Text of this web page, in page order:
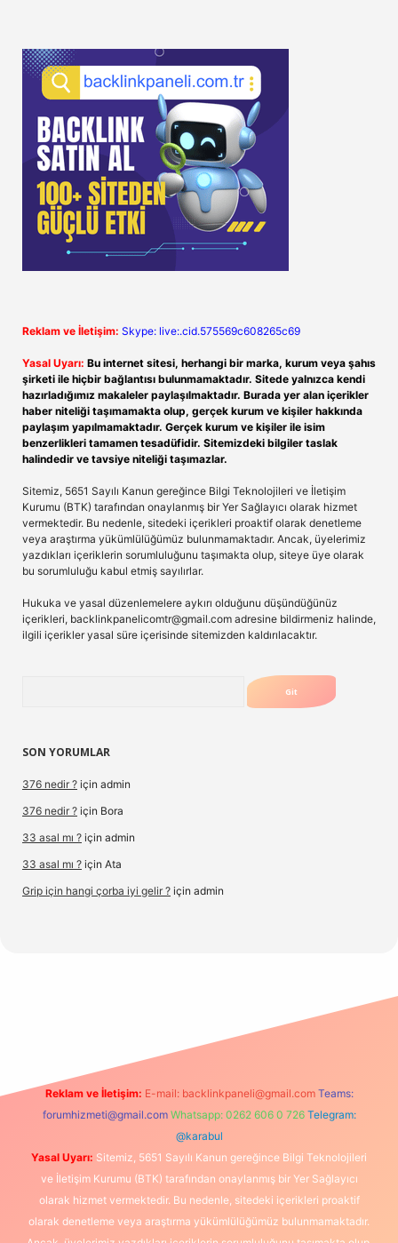
Reklam ve İletişim: Skype: live:.cid.575569c608265c69
Yasal Uyarı: Bu internet sitesi, herhangi bir marka, kurum veya şahıs
şirketi ile hiçbir bağlantısı bulunmamaktadır. Sitede yalnızca kendi
hazırladığımız makaleler paylaşılmaktadır. Burada yer alan içerikler
haber niteliği taşımamakta olup, gerçek kurum ve kişiler hakkında
paylaşım yapılmamaktadır. Gerçek kurum ve kişiler ile isim
benzerlikleri tamamen tesadüfidir. Sitemizdeki bilgiler taslak
halindedir ve tavsiye niteliği taşımazlar.
Sitemiz, 5651 Sayılı Kanun gereğince Bilgi Teknolojileri ve İletişim
Kurumu (BTK) tarafından onaylanmış bir Yer Sağlayıcı olarak hizmet
vermektedir. Bu nedenle, sitedeki içerikleri proaktif olarak denetleme
veya araştırma yükümlülüğümüz bulunmamaktadır. Ancak, üyelerimiz
yazdıkları içeriklerin sorumluluğunu taşımakta olup, siteye üye olarak
bu sorumluluğu kabul etmiş sayılırlar.
Hukuka ve yasal düzenlemelere aykırı olduğunu düşündüğünüz
içerikleri, backlinkpanelicomtr@gmail.com adresine bildirmeniz halinde,
ilgili içerikler yasal süre içerisinde sitemizden kaldırılacaktır.
SON YORUMLAR
376 nedir ? için admin
376 nedir ? için Bora
33 asal mı ? için admin
33 asal mı ? için Ata
Grip için hangi çorba iyi gelir ? için admin
Reklam ve İletişim: E-mail: backlinkpaneli@gmail.com Teams:
forumhizmeti@gmail.com Whatsapp: 0262 606 0 726 Telegram:
@karabul
Yasal Uyarı: Sitemiz, 5651 Sayılı Kanun gereğince Bilgi Teknolojileri
ve İletişim Kurumu (BTK) tarafından onaylanmış bir Yer Sağlayıcı
olarak hizmet vermektedir. Bu nedenle, sitedeki içerikleri proaktif
olarak denetleme veya araştırma yükümlülüğümüz bulunmamaktadır.